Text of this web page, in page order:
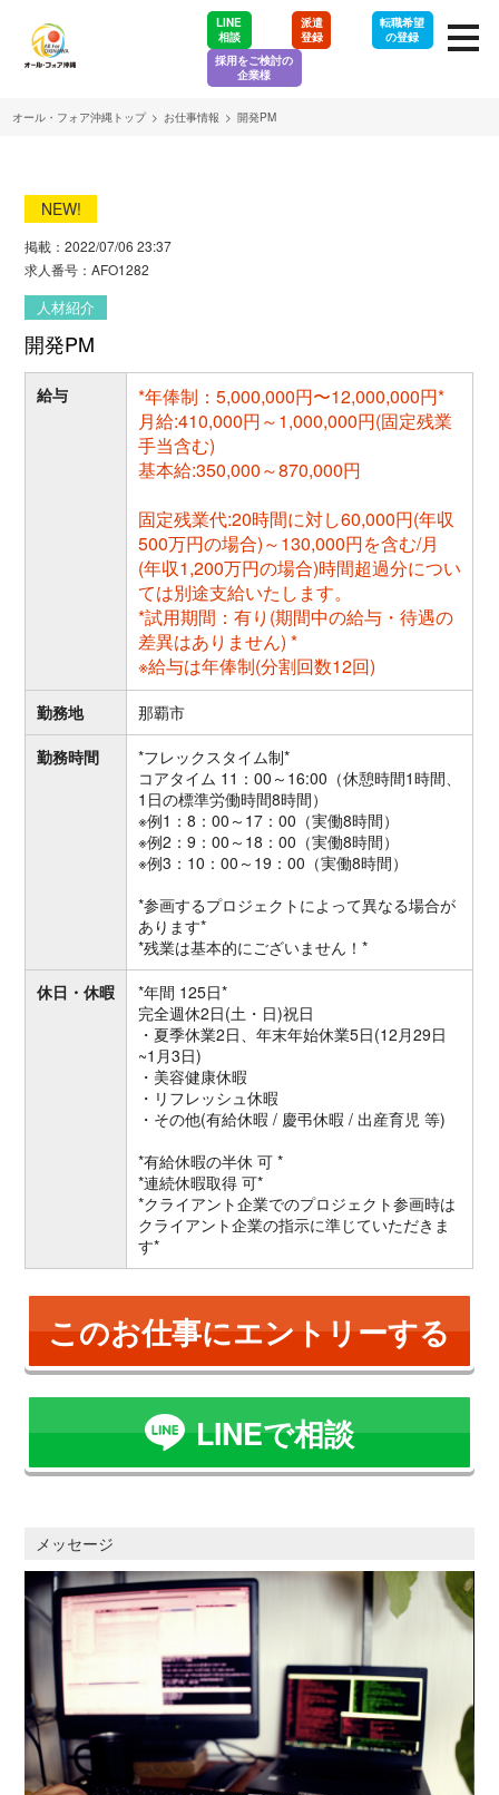
LINE
相談
派遣
登録
転職希望
の登録
採用をご検討の
企業様
オール・フォア沖縄トップ > お仕事情報 > 開発PM
NEW!
掲載：2022/07/06 23:37
求人番号：AFO1282
人材紹介
開発PM
給与
*年俸制：5,000,000円〜12,000,000円*
月給:410,000円～1,000,000円(固定残業
手当含む)
基本給:350,000～870,000円
固定残業代:20時間に対し60,000円(年収
500万円の場合)～130,000円を含む/月
(年収1,200万円の場合)時間超過分につい
ては別途支給いたします。
*試用期間：有り(期間中の給与・待遇の
差異はありません) *
※給与は年俸制(分割回数12回)
勤務地
那覇市
勤務時間
*フレックスタイム制*
コアタイム 11：00～16:00（休憩時間1時間、
1日の標準労働時間8時間）
※例1：8：00～17：00（実働8時間）
※例2：9：00～18：00（実働8時間）
※例3：10：00～19：00（実働8時間）
*参画するプロジェクトによって異なる場合が
あります*
*残業は基本的にございません！*
休日・休暇
*年間 125日*
完全週休2日(土・日)祝日
・夏季休業2日、年末年始休業5日(12月29日
~1月3日)
・美容健康休暇
・リフレッシュ休暇
・その他(有給休暇 / 慶弔休暇 / 出産育児 等)
*有給休暇の半休 可 *
*連続休暇取得 可*
*クライアント企業でのプロジェクト参画時は
クライアント企業の指示に準じていただきま
す*
このお仕事にエントリーする
LINEで相談
メッセージ